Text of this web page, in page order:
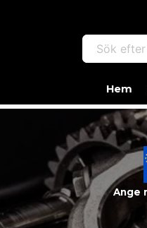
Sök efter
Hem
Ange